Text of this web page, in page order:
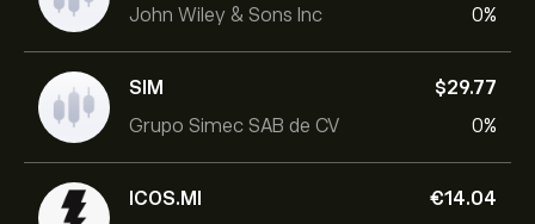
John Wiley & Sons Inc
0%
SIM
Grupo Simec SAB de CV
‎$‎29.77
0%
ICOS.MI
‎€‎14.04